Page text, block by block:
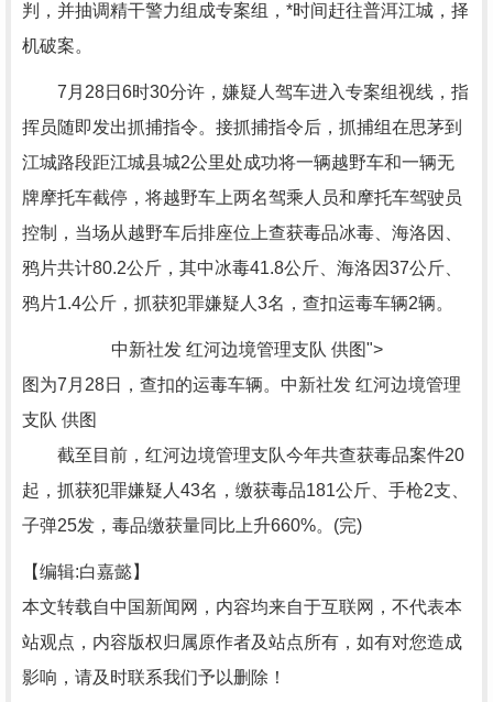
判，并抽调精干警力组成专案组，*时间赶往普洱江城，择
机破案。
7月28日6时30分许，嫌疑人驾车进入专案组视线，指
挥员随即发出抓捕指令。接抓捕指令后，抓捕组在思茅到
江城路段距江城县城2公里处成功将一辆越野车和一辆无
牌摩托车截停，将越野车上两名驾乘人员和摩托车驾驶员
控制，当场从越野车后排座位上查获毒品冰毒、海洛因、
鸦片共计80.2公斤，其中冰毒41.8公斤、海洛因37公斤、
鸦片1.4公斤，抓获犯罪嫌疑人3名，查扣运毒车辆2辆。
中新社发 红河边境管理支队 供图">
图为7月28日，查扣的运毒车辆。中新社发 红河边境管理
支队 供图
截至目前，红河边境管理支队今年共查获毒品案件20
起，抓获犯罪嫌疑人43名，缴获毒品181公斤、手枪2支、
子弹25发，毒品缴获量同比上升660%。(完)
【编辑:白嘉懿】
本文转载自中国新闻网，内容均来自于互联网，不代表本
站观点，内容版权归属原作者及站点所有，如有对您造成
影响，请及时联系我们予以删除！